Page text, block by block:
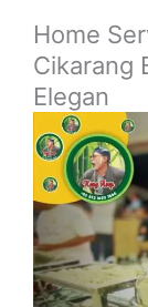
Home
Cikarang
Elegan